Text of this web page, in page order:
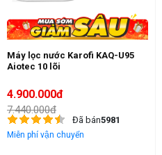
Máy lọc nước Karofi KAQ-U95
Aiotec 10 lõi
4.900.000đ
7.440.000đ
Đã bán5981
Miễn phí vận chuyển